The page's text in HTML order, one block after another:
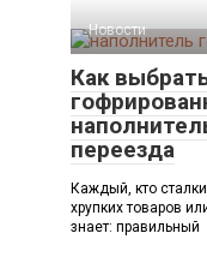
Новости
Как
переезда
Каждый, кто
хрупких товаров
знает: правильный